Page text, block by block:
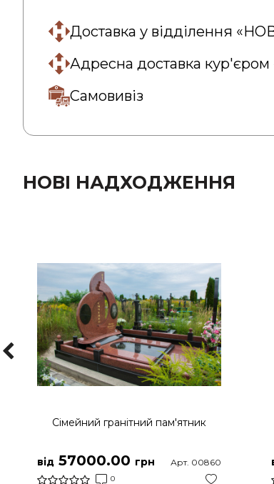
Доставка у відділення
Адресна доставка
Самовивіз
НОВІ НАДХОДЖЕННЯ
Сімейний гранітний пам'ятник
від 57000.00 грн
0
Арт. 00860